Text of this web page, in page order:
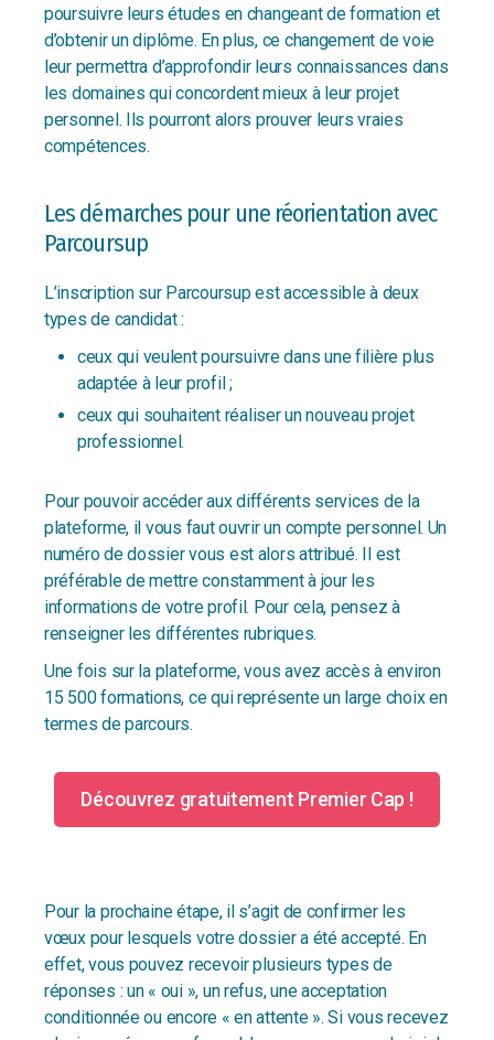
poursuivre leurs études en changeant de formation et
d’obtenir un diplôme. En plus, ce changement de voie
leur permettra d’approfondir leurs connaissances dans
les domaines qui concordent mieux à leur projet
personnel. Ils pourront alors prouver leurs vraies
compétences.
Les démarches pour une réorientation avec
Parcoursup
L’inscription sur Parcoursup est accessible à deux
types de candidat :
ceux qui veulent poursuivre dans une filière plus
adaptée à leur profil ;
ceux qui souhaitent réaliser un nouveau projet
professionnel.
Pour pouvoir accéder aux différents services de la
plateforme, il vous faut ouvrir un compte personnel. Un
numéro de dossier vous est alors attribué. Il est
préférable de mettre constamment à jour les
informations de votre profil. Pour cela, pensez à
renseigner les différentes rubriques.
Une fois sur la plateforme, vous avez accès à environ
15 500 formations, ce qui représente un large choix en
termes de parcours.
Découvrez gratuitement Premier Cap !
Pour la prochaine étape, il s’agit de confirmer les
vœux pour lesquels votre dossier a été accepté. En
effet, vous pouvez recevoir plusieurs types de
réponses : un « oui », un refus, une acceptation
conditionnée ou encore « en attente ». Si vous recevez